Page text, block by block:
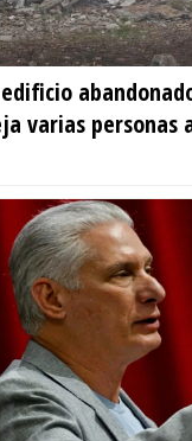
varias personas